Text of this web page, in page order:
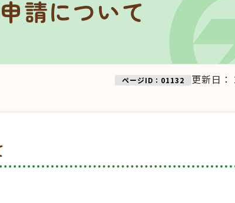
請について
ページID：01132 更新日：